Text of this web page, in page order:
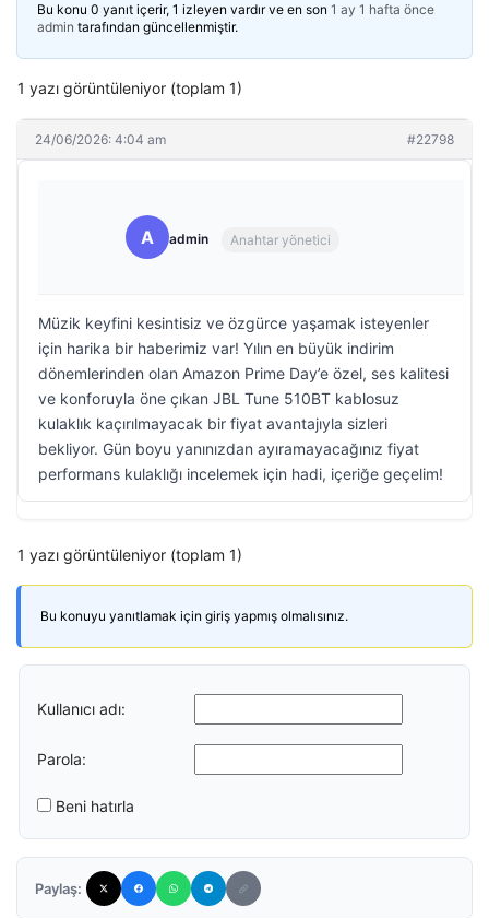
Bu konu 0 yanıt içerir, 1 izleyen vardır ve en son 1 ay 1 hafta önce
admin tarafından güncellenmiştir.
1 yazı görüntüleniyor (toplam 1)
24/06/2026: 4:04 am #22798
A admin Anahtar yönetici
Müzik keyfini kesintisiz ve özgürce yaşamak isteyenler
için harika bir haberimiz var! Yılın en büyük indirim
dönemlerinden olan Amazon Prime Day’e özel, ses kalitesi
ve konforuyla öne çıkan JBL Tune 510BT kablosuz
kulaklık kaçırılmayacak bir fiyat avantajıyla sizleri
bekliyor. Gün boyu yanınızdan ayıramayacağınız fiyat
performans kulaklığı incelemek için hadi, içeriğe geçelim!
1 yazı görüntüleniyor (toplam 1)
Bu konuyu yanıtlamak için giriş yapmış olmalısınız.
Kullanıcı adı:
Parola:
Beni hatırla
Paylaş: